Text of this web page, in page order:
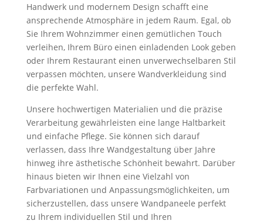
Handwerk und modernem Design schafft eine
ansprechende Atmosphäre in jedem Raum. Egal, ob
Sie Ihrem Wohnzimmer einen gemütlichen Touch
verleihen, Ihrem Büro einen einladenden Look geben
oder Ihrem Restaurant einen unverwechselbaren Stil
verpassen möchten, unsere Wandverkleidung sind
die perfekte Wahl.
Unsere hochwertigen Materialien und die präzise
Verarbeitung gewährleisten eine lange Haltbarkeit
und einfache Pflege. Sie können sich darauf
verlassen, dass Ihre Wandgestaltung über Jahre
hinweg ihre ästhetische Schönheit bewahrt. Darüber
hinaus bieten wir Ihnen eine Vielzahl von
Farbvariationen und Anpassungsmöglichkeiten, um
sicherzustellen, dass unsere Wandpaneele perfekt
zu Ihrem individuellen Stil und Ihren